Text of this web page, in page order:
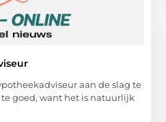
aan de slag te
goed, want het is natuurlijk